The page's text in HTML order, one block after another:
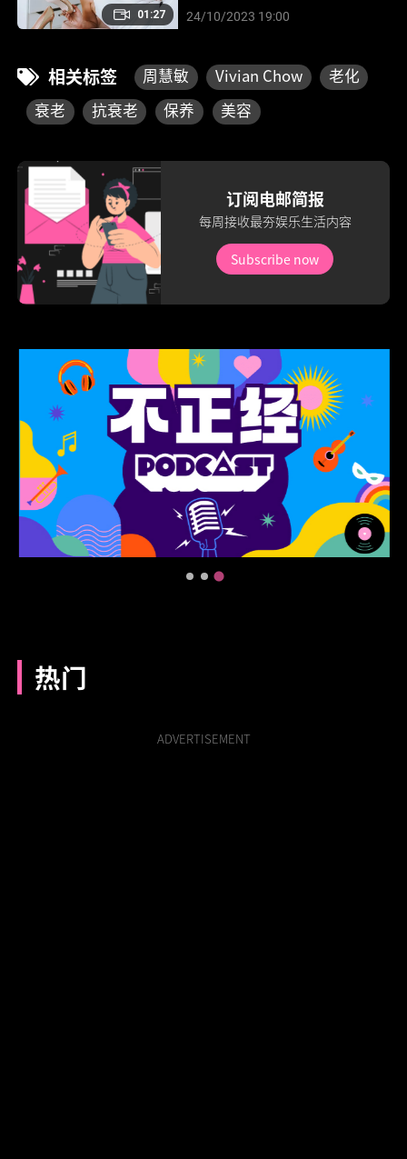
24/10/2023 19:00
01:27
相关标签 周慧敏 Vivian Chow
老化
衰老
抗衰老 保养 美容
订阅电邮简报
每周接收最夯娱乐生活内容
Subscribe now
热门
ADVERTISEMENT